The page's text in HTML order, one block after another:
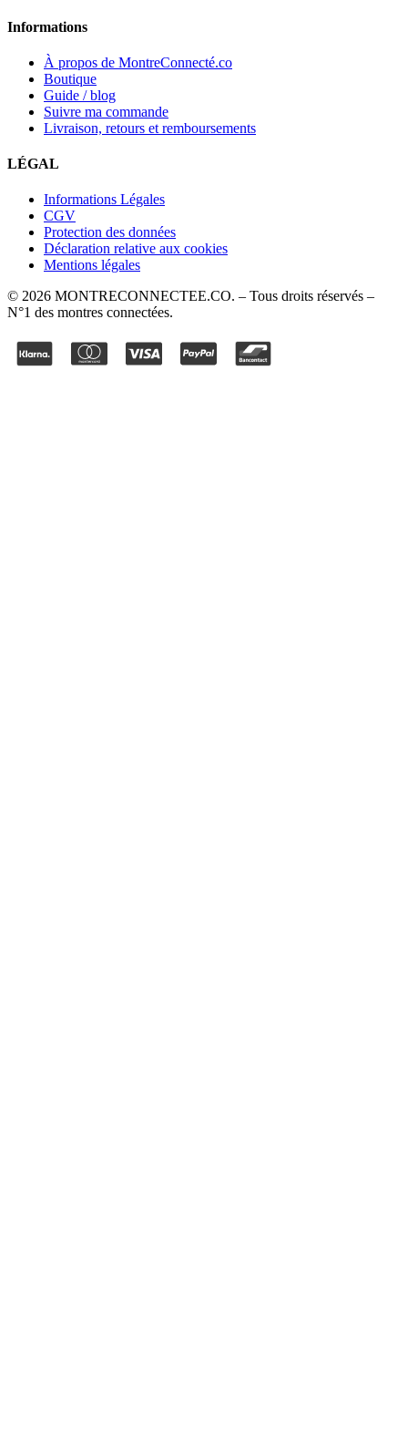
Informations
À propos de MontreConnecté.co
Boutique
Guide / blog
Suivre ma commande
Livraison, retours et remboursements
LÉGAL
Informations Légales
CGV
Protection des données
Déclaration relative aux cookies
Mentions légales
© 2026 MONTRECONNECTEE.CO. – Tous droits réservés –
N°1 des montres connectées.